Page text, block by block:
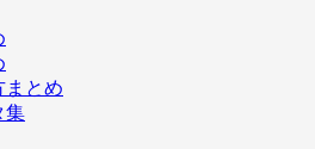
まとめ
集